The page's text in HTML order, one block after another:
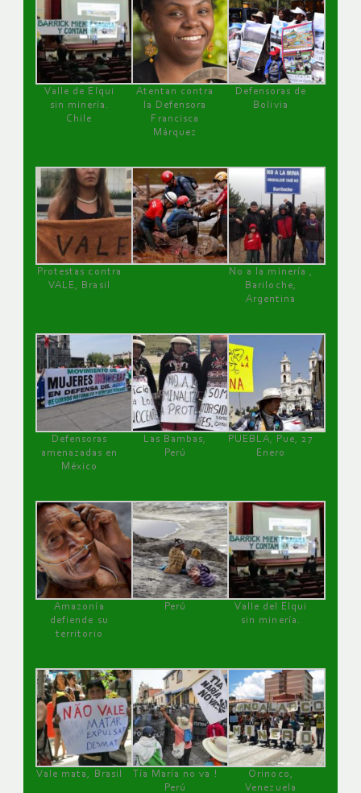
Valle de Elqui
sin minería.
Chile
Atentan contra
la Defensora
Francisca
Márquez
Defensoras de
Bolivia
Protestas contra
VALE, Brasil
No a la minería ,
Bariloche,
Argentina
Defensoras
amenazadas en
México
Las Bambas,
Perú
PUEBLA, Pue, 27
Enero
Amazonía
defiende su
territorio
Perú
Valle del Elqui
sin minería.
Vale mata, Brasil
Tía María no va !
Perú
Orinoco,
Venezuela